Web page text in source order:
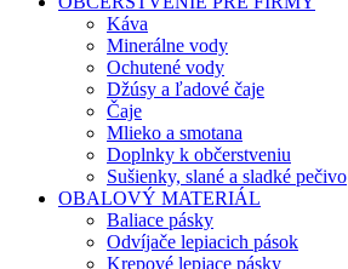
Káva
Minerálne vody
Ochutené vody
Džúsy a ľadové čaje
Čaje
Mlieko a smotana
Doplnky k občerstveniu
Sušienky, slané a sladké pečivo
OBALOVÝ MATERIÁL
Baliace pásky
Odvíjače lepiacich pások
Krepové lepiace pásky